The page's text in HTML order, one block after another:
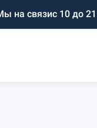
на связис 10 до 21